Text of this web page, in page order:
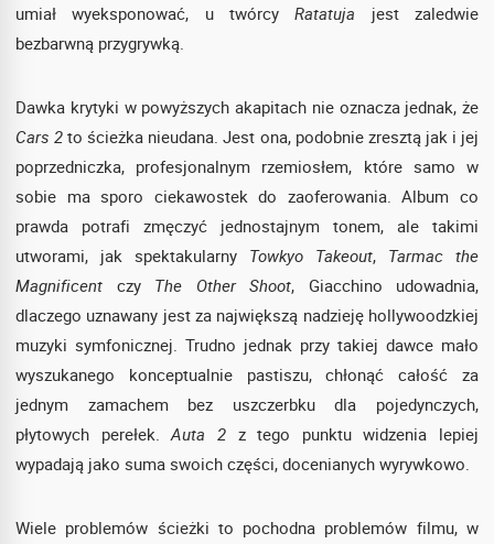
umiał wyeksponować, u twórcyRatatuja jest zaledwie
bezbarwną przygrywką.
Dawka krytyki w powyższych akapitach nie oznacza jednak, że
Cars 2 to ścieżka nieudana. Jest ona, podobnie zresztą jak i jej
poprzedniczka, profesjonalnym rzemiosłem, które samo w
sobie ma sporo ciekawostek do zaoferowania. Album co
prawda potrafi zmęczyć jednostajnym tonem, ale takimi
utworami, jak spektakularny Towkyo Takeout, Tarmac the
Magnificent czy The Other Shoot, Giacchino udowadnia,
dlaczego uznawany jest za największą nadzieję hollywoodzkiej
muzyki symfonicznej. Trudno jednak przy takiej dawce mało
wyszukanego konceptualnie pastiszu, chłonąć całość za
jednym zamachem bez uszczerbku dla pojedynczych,
płytowych perełek.Auta 2z tego punktu widzenia lepiej
wypadają jako suma swoich części, docenianych wyrywkowo.
Wiele problemów ścieżki to pochodna problemów filmu, w